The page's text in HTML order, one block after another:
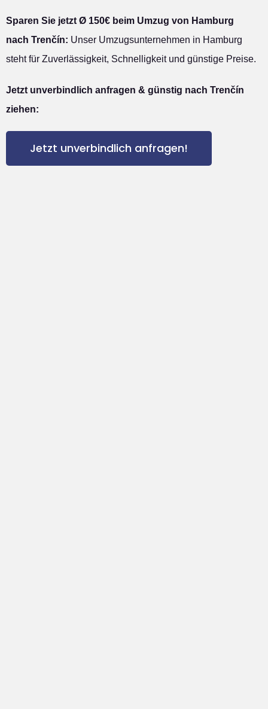
Sparen Sie jetzt Ø 150€ beim Umzug von Hamburg
nach Trenčín: Unser Umzugsunternehmen in Hamburg
steht für Zuverlässigkeit, Schnelligkeit und günstige Preise.
Jetzt unverbindlich anfragen & günstig nach Trenčín
ziehen:
Jetzt unverbindlich anfragen!